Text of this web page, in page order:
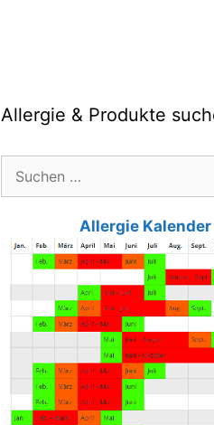
Allergie & Produkte
Allergie Kalender